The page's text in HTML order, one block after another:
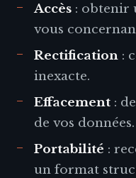
Accès : obtenir
vous
Rectification :
inexacte.
Effacement :
de vos données.
Portabilité :
un format